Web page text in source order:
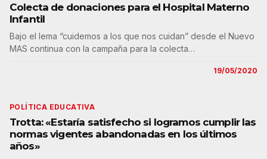
Colecta de donaciones para el Hospital Materno
Infantil
Bajo el lema “cuidemos a los que nos cuidan” desde el Nuevo
MAS continua con la campaña para la colecta…
19/05/2020
POLÍTICA EDUCATIVA
Trotta: «Estaría satisfecho si logramos cumplir las
normas vigentes abandonadas en los últimos
años»